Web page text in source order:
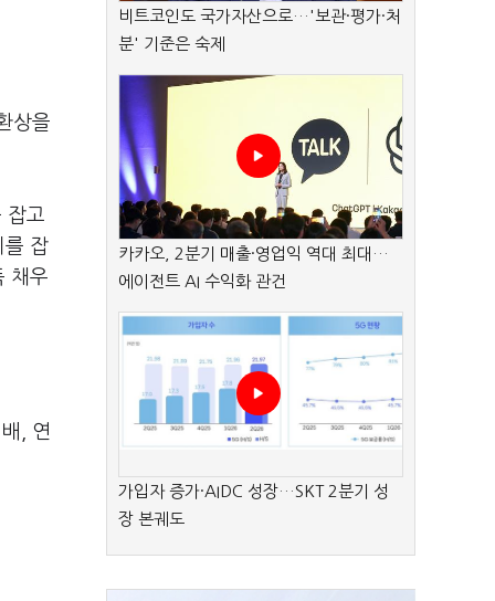
상을
잡고
를 잡
채우
, 연
비트코인도 국가자산으로…'보관·평가·처
분' 기준은 숙제
카카오, 2분기 매출·영업익 역대 최대…
에이전트 AI 수익화 관건
가입자 증가·AIDC 성장…SKT 2분기 성
장 본궤도